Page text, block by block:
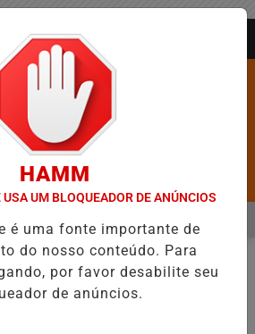
AS CINCO CIDADES MAIS VIOLENTAS
MENU
MOBILIDADE URBANA
HAMM
USA UM BLOQUEADOR DE ANÚNCIOS
é uma fonte importante de
do nosso conteúdo. Para
por favor desabilite seu
de anúncios.